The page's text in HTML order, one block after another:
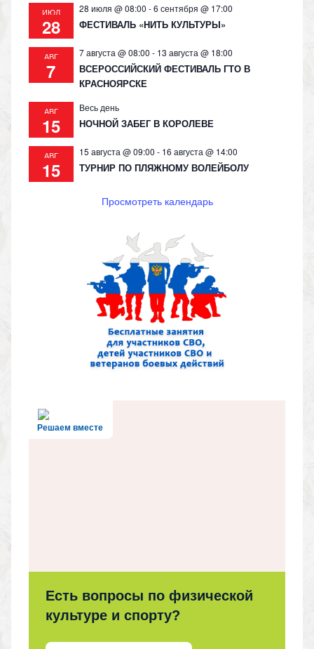
ИЮЛ
28
28 июля @ 08:00 -6 сентября @ 17:00
ФЕСТИВАЛЬ «НИТЬ КУЛЬТУРЫ»
АВГ
7
7 августа @ 08:00 - 13 августа @ 18:00
ВСЕРОССИЙСКИЙ ФЕСТИВАЛЬ ГТО В
КРАСНОЯРСКЕ
АВГ
15
Весь день
НОЧНОЙ ЗАБЕГ В КОРОЛЕВЕ
АВГ
15
15 августа @ 09:00 - 16 августа @ 14:00
ТУРНИР ПО ПЛЯЖНОМУ ВОЛЕЙБОЛУ
Просмотреть календарь
Решаем вместе
Есть вопросы по физической
культуре и спорту?